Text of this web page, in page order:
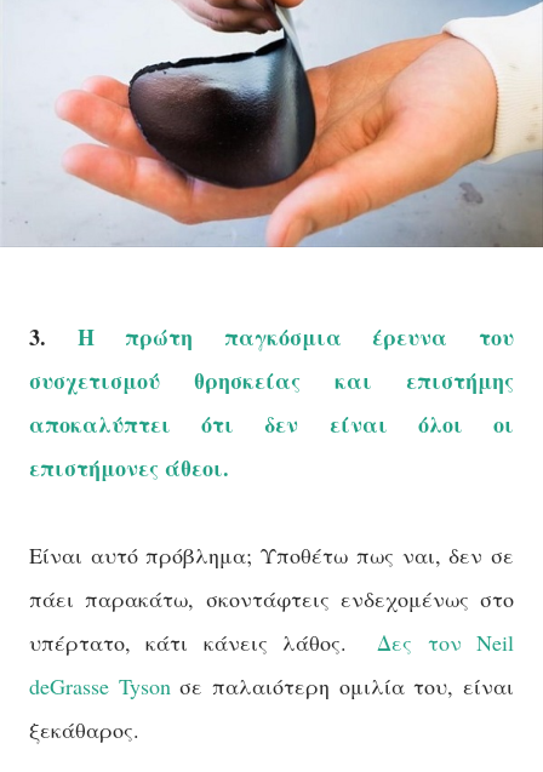
3. Η πρώτη παγκόσμια έρευνα του
συσχετισμού θρησκείας και επιστήμης
αποκαλύπτει ότι δεν είναι όλοι οι
επιστήμονες άθεοι.
Είναι αυτό πρόβλημα; Υποθέτω πως ναι, δεν σε
πάει παρακάτω, σκοντάφτεις ενδεχομένως στο
υπέρτατο, κάτι κάνεις λάθος.Δες τον Neil
deGrasse Tysonσε παλαιότερη ομιλία του, είναι
ξεκάθαρος.